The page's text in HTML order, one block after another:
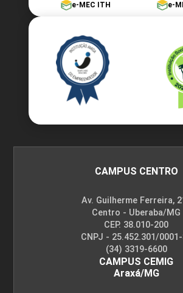
e-MEC ITH e-
CAMPUS CENTRO
Av. Guilherme Ferreira,
Centro - Uberaba/MG
CEP. 38.010-200
CNPJ - 25.452.301/
(34) 3319-6600
CAMPUS CEMIG
Araxá/MG